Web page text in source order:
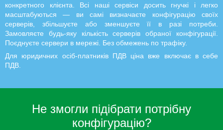
конкретного клієнта. Всі наші сервіси досить гнучкі і легко
масштабуються — ви самі визначаєте конфігурацію своїх
серверів, збільшуєте або зменшуєте її в разі потреби.
Замовляєте будь-яку кількість серверів обраної конфігурації.
Поєднуєте сервери в мережі. Без обмежень по трафіку.
Для юридичних осіб-платників ПДВ ціна вже включає в себе
ПДВ.
Не змогли підібрати потрібну
конфігурацію?